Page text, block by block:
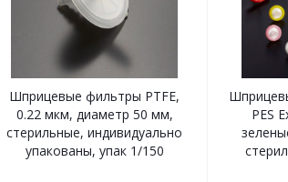
Шприцевые фильтры PTFE,
0.22 мкм, диаметр 50 мм,
стерильные, индивидуально
упакованы, упак 1/150
PES